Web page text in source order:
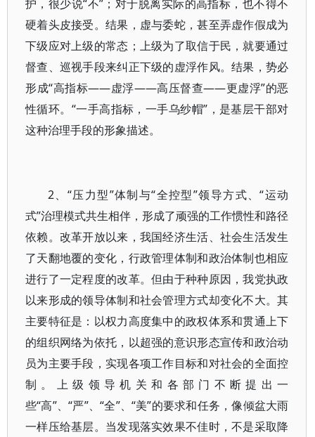
护，很少说“不”；对于脱离实际的高指标，也不得不
硬着头皮接受。结果，虚与委蛇，甚至弄虚作假成为
下级应对上级的常态；上级为了取信于民，就要通过
督查、巡视手段来纠正下级的虚浮作风。结果，势必
形成“高指标——虚浮——高压督查——更虚浮”的恶
性循环。“一手高指标，一手乌纱帽”，是基层干部对
这种治理手段的形象描述。
2、“压力型”体制与“全控型”领导方式、“运动
式”治理模式共生相伴，形成了顽强的工作惯性和路径
依赖。改革开放以来，我国经济生活、社会生活发生
了天翻地覆的变化，行政管理体制和政治体制也相应
进行了一定程度的改革。但由于种种原因，我党执政
以来形成的领导体制和社会管理方式却变化不大。其
主要特征是：以权力高度集中的政权体系和贯通上下
的组织网络为依托，以超强的意识形态宣传和政治动
员为主要手段，实现各项工作目标和对社会的全面控
制。上级领导机关和各部门不断提出一
些“高”、“严”、“全”、“美”的要求和任务，像倾盆大雨
一样压给基层。当发现落实效果不佳时，不是采取降